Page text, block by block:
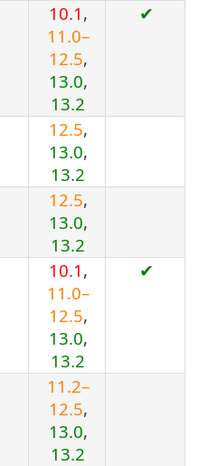
10.1 ,
11.0–
12.5,
13.0,
13.2
✔
12.5,
13.0,
13.2
12.5,
13.0,
13.2
10.1 ,
11.0–
12.5,
13.0,
13.2
✔
11.2–
12.5,
13.0,
13.2